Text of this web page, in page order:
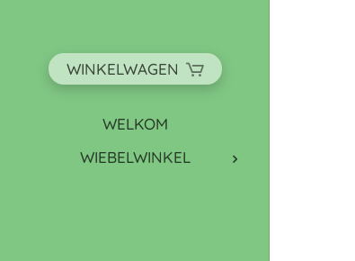
WINKELWAGEN
WELKOM
WIEBELWINKEL